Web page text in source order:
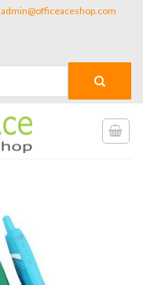
admin@officeaceshop.com